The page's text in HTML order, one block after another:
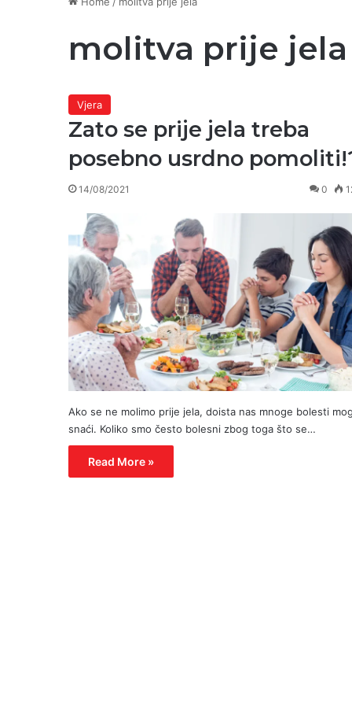
molitva prije jela
Vjera
Zato se prije jela treba
posebno usrdno
14/08/2021 0
Ako se ne molimo prije jela, doista nas mnoge bolesti
snaći. Koliko smo često bolesni zbog toga što se…
Read More »